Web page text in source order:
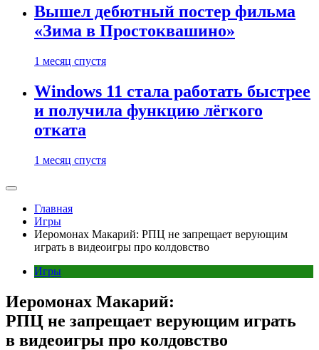
Вышел дебютный постер фильма
«Зима в Простоквашино»
1 месяц спустя
Windows 11 стала работать быстрее
и получила функцию лёгкого
отката
1 месяц спустя
Главная
Игры
Иеромонах Макарий: РПЦ не запрещает верующим
играть в видеоигры про колдовство
Игры
Иеромонах Макарий:
РПЦ не запрещает верующим играть
в видеоигры про колдовство